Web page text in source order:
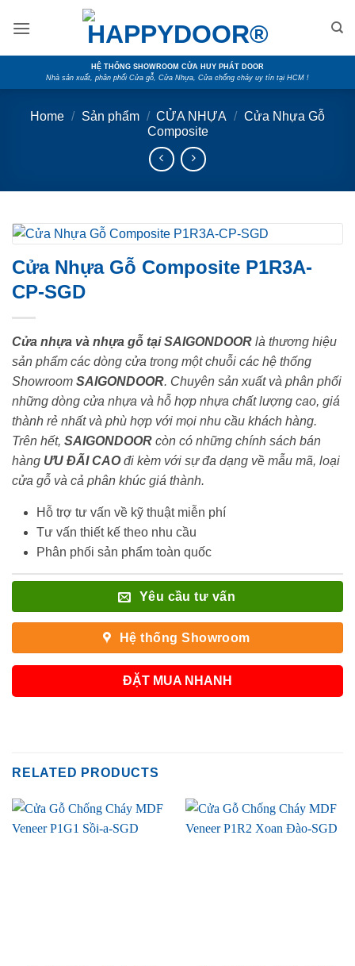
HỆ THỐNG SHOWROOM CỬA HUY PHÁT DOOR
Nhà sản xuất, phân phối Cửa gỗ, Cửa Nhựa, Cửa chống cháy uy tín tại HCM !
Home / Sản phẩm / CỬA NHỰA / Cửa Nhựa Gỗ
Composite
Cửa Nhựa Gỗ Composite P1R3A-
CP-SGD
Cửa nhựa và nhựa gỗ tại SAIGONDOOR là thương hiệu
sản phẩm các dòng cửa trong một chuỗi các hệ thống
Showroom SAIGONDOOR. Chuyên sản xuất và phân phối
những dòng cửa nhựa và hỗ hợp nhựa chất lượng cao, giá
thành rẻ nhất và phù hợp với mọi nhu cầu khách hàng.
Trên hết, SAIGONDOOR còn có những chính sách bán
hàng ƯU ĐÃI CAOđi kèm với sự đa dạng về mẫu mã, loại
cửa gỗ và cả phân khúc giá thành.
Hỗ trợ tư vấn về kỹ thuật miễn phí
Tư vấn thiết kế theo nhu cầu
Phân phối sản phẩm toàn quốc
Yêu cầu tư vấn
Hệ thống Showroom
ĐẶT MUA NHANH
RELATED PRODUCTS